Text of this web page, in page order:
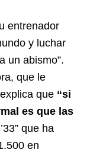
entrenador
y luchar
un abismo”.
que le
que “si
es que las
que ha
en